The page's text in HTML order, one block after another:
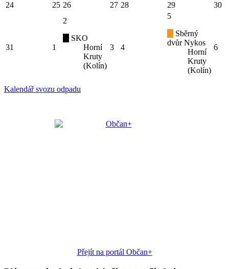
24 25 26 27 28 29 30
31 1
2
SKO
Horní
Kruty
(Kolín)
3 4
5
Sběrný
dvůr Nykos
Horní
Kruty
(Kolín)
6
Kalendář svozu odpadu
Přejít na portál Občan+